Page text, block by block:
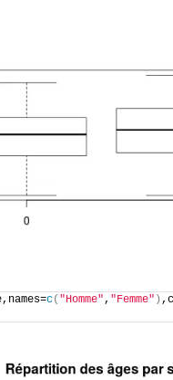
c( "Homme" , "Femme" )